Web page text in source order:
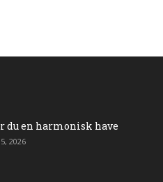
du en harmonisk have
2026